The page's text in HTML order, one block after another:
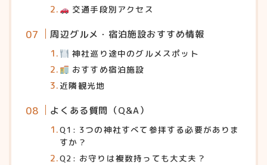
交通手段別アクセス
周辺グルメ・宿泊施設おすすめ情報
神社巡り途中のグルメスポット
おすすめ宿泊施設
近隣観光地
よくある質問（Q&A）
Q1: 3つの神社すべて参拝する必要がありま
すか？
Q2: お守りは複数持っても大丈夫？